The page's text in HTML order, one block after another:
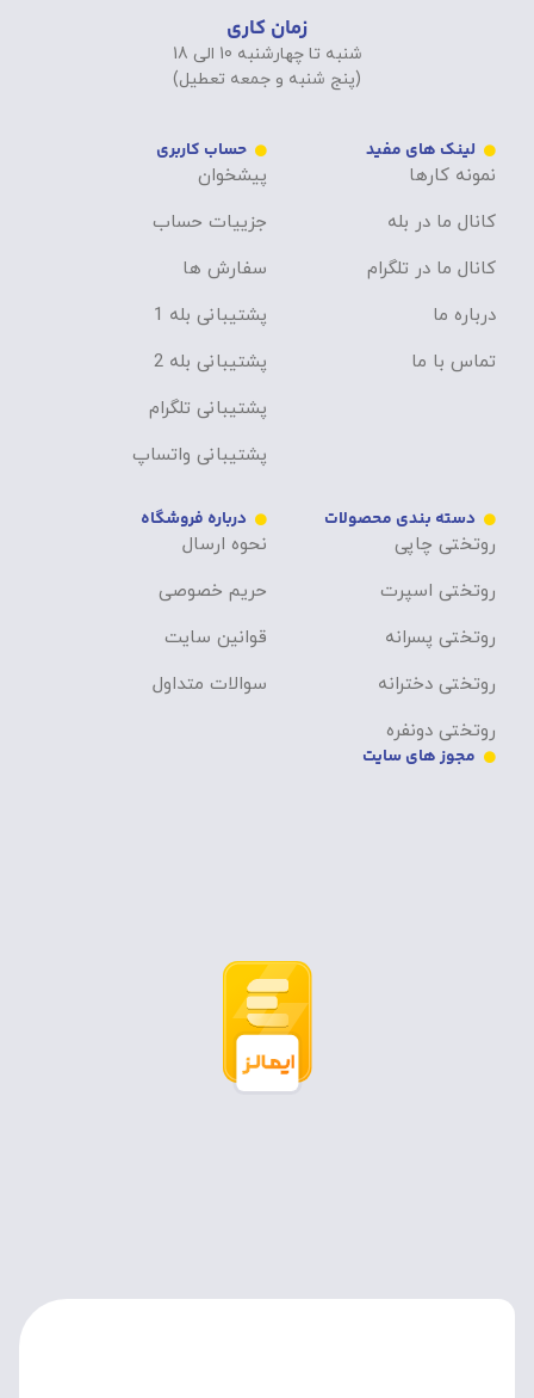
زمان کاری
شنبه تا چهارشنبه 10 الی 18
(پنج شنبه و جمعه تعطیل)
لینک های مفید
نمونه کارها
کانال ما در بله
کانال ما در تلگرام
درباره ما
تماس با ما
حساب کاربری
پیشخوان
جزییات حساب
سفارش ها
پشتیبانی بله 1
پشتیبانی بله 2
پشتیبانی تلگرام
پشتیبانی واتساپ
دسته بندی محصولات
روتختی چاپی
روتختی اسپرت
روتختی پسرانه
روتختی دخترانه
روتختی دونفره
درباره فروشگاه
نحوه ارسال
حریم خصوصی
قوانین سایت
سوالات متداول
مجوز های سایت